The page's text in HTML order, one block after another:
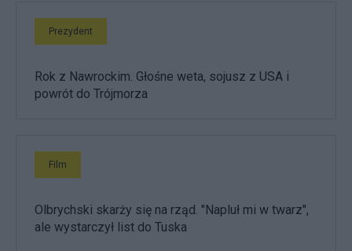
Prezydent
Rok z Nawrockim. Głośne weta, sojusz z USA i
powrót do Trójmorza
Film
Olbrychski skarży się na rząd. "Napluł mi w twarz",
ale wystarczył list do Tuska